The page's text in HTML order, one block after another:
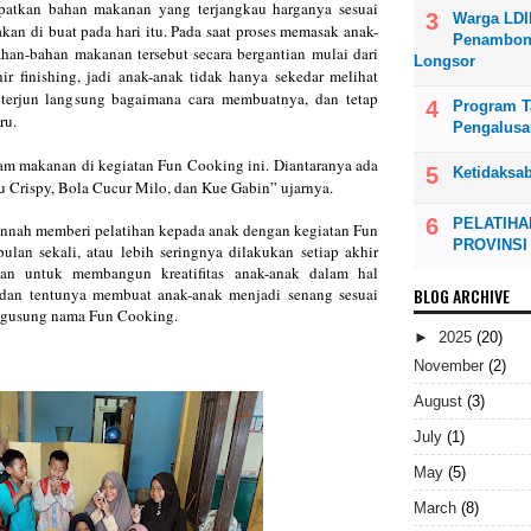
bahan makanan yang terjangkau harganya sesuai
di buat pada hari itu. Pada saat proses memasak anak-
bahan makanan tersebut secara bergantian mulai dari
finishing, jadi anak-anak tidak hanya sekedar melihat
langsung bagaimana cara membuatnya, dan tetap
makanan di kegiatan Fun Cooking ini. Diantaranya ada
Crispy, Bola Cucur Milo, dan Kue Gabin” ujarnya.
memberi pelatihan kepada anak dengan kegiatan Fun
sekali, atau lebih seringnya dilakukan setiap akhir
untuk membangun kreatifitas anak-anak dalam hal
tentunya membuat anak-anak menjadi senang sesuai
nama Fun Cooking.
Warga
Longsor
Program
BLOG ARCHIVE
► 2025 (20)
November (2)
August (3)
July (1)
May (5)
March (8)